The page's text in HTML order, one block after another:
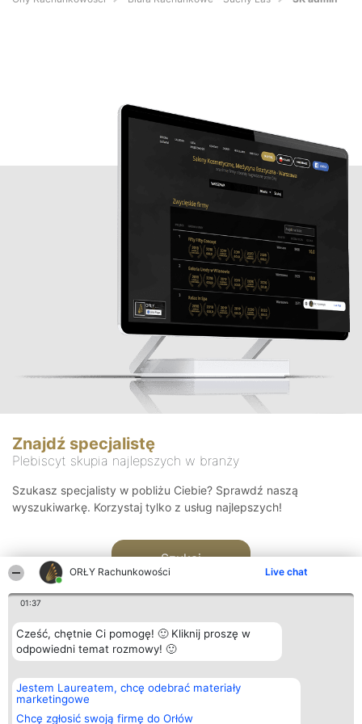
ORŁY Rachunkowości Live chat
01:37
Cześć, chętnie Ci pomogę! 🙂 Kliknij proszę w
odpowiedni temat rozmowy! 🙂
Jestem Laureatem, chcę odebrać materiały
marketingowe
Chcę zgłosić swoją firmę do Orłów
Znajdź specjalistę
Plebiscyt skupia najlepszych w branży
Szukasz specjalisty w pobliżu Ciebie? Sprawdź naszą
wyszukiwarkę. Korzystaj tylko z usług najlepszych!
Szukaj
Organizator plebiscytu
Bright Side Solutions sp. z o.
o. sp. k.
ul. Ruska 22
Plebiscyt
Laureaci
wszystkich
Kontakt
Kontakt